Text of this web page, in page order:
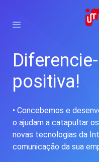
positiva!
• Concebemos e
o ajudam a catapultar
novas tecnologias da
comunicação da sua